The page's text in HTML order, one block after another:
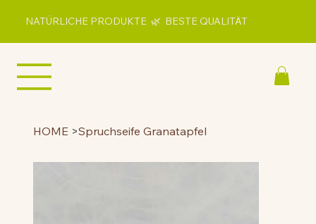
NATÜRLICHE PRODUKTE 🌿 BESTE QUALITÄT
HOME >Spruchseife Granatapfel